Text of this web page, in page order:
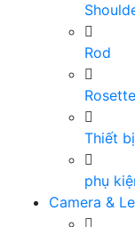
Rod
Thiết
phụ
Camera &